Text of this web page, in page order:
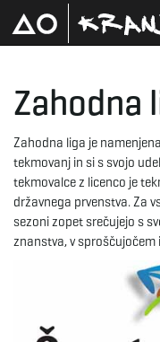
Zahodna
Zahodna liga je
tekmovanj in si s svojo
tekmovalce z licenco je
državnega prvenstva. Za
sezoni zopet srečujejo s
znanstva, v sproščujočem